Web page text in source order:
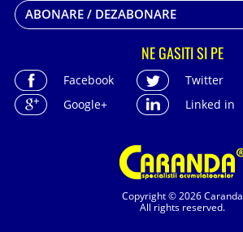
Copyright © 2026 Caranda
All rights reserved.
ABONARE / DEZABONARE
NE GASITI SI PE
Facebook
Twitter
Google+
Linked in